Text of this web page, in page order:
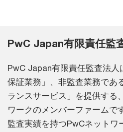
PwC Japan有限責任監
PwC Japan有限責任監査法
保証業務」、非監査業務であ
ランスサービス」を提供する
ワークのメンバーファームで
監査実績を持つPwCネットワ